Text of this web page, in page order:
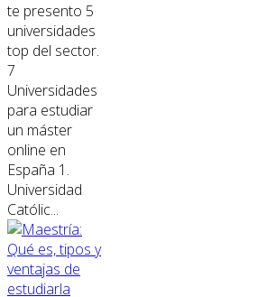
te presento 5
universidades
top del sector.
7
Universidades
para estudiar
un máster
online en
España 1.
Universidad
Católic...